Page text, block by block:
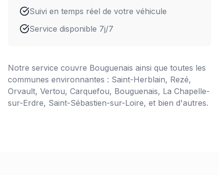
Suivi en temps réel de votre véhicule
Service disponible 7j/7
Notre service couvre Bouguenais ainsi que toutes les
communes environnantes : Saint-Herblain, Rezé,
Orvault, Vertou, Carquefou, Bouguenais, La Chapelle-
sur-Erdre, Saint-Sébastien-sur-Loire, et bien d'autres.